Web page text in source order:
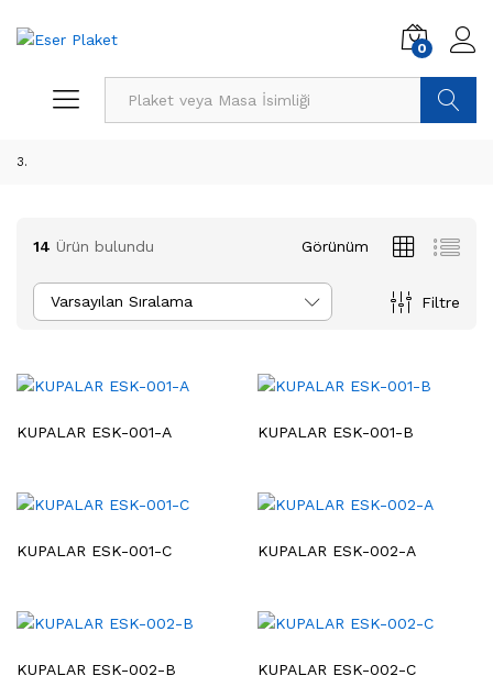
0
3.
14 Ürün bulundu Görünüm
Filtre
Varsayılan Sıralama
KUPALAR ESK-001-A KUPALAR ESK-001-B
KUPALAR ESK-001-C KUPALAR ESK-002-A
KUPALAR ESK-002-B KUPALAR ESK-002-C